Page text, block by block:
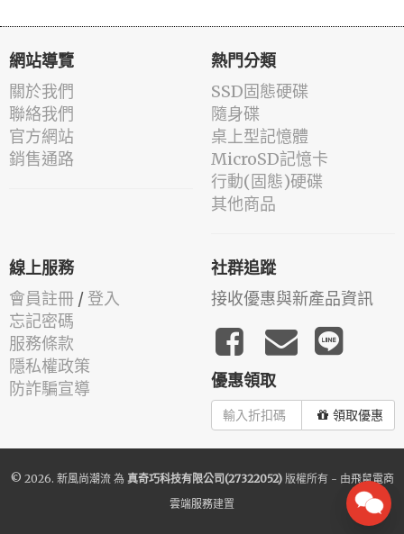
網站導覽
關於我們
聯絡我們
官方網站
銷售通路
熱門分類
SSD固態硬碟
隨身碟
桌上型記憶體
MicroSD記憶卡
行動(固態)硬碟
其他商品
線上服務
會員註冊 / 登入
忘記密碼
服務條款
隱私權政策
防詐騙宣導
社群追蹤
接收優惠與新產品資訊
優惠領取
領取優惠
© 2026. 新風尚潮流為 真奇巧科技有限公司(27322052)版權所有 - 由飛鼠電商
雲端服務建置